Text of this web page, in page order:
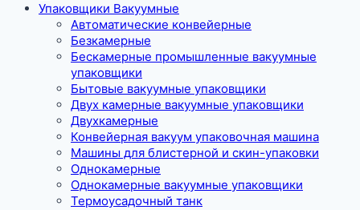
Упаковщики Вакуумные
Автоматические конвейерные
Безкамерные
Бескамерные промышленные вакуумные
упаковщики
Бытовые вакуумные упаковщики
Двух камерные вакуумные упаковщики
Двухкамерные
Конвейерная вакуум упаковочная машина
Машины для блистерной и скин-упаковки
Однокамерные
Однокамерные вакуумные упаковщики
Термоусадочный танк